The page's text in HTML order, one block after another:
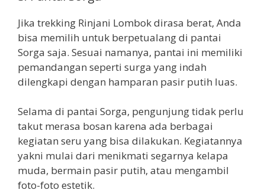
Jika trekking Rinjani Lombok dirasa berat, Anda
bisa memilih untuk berpetualang di pantai
Sorga saja. Sesuai namanya, pantai ini memiliki
pemandangan seperti surga yang indah
dilengkapi dengan hamparan pasir putih luas.
Selama di pantai Sorga, pengunjung tidak perlu
takut merasa bosan karena ada berbagai
kegiatan seru yang bisa dilakukan. Kegiatannya
yakni mulai dari menikmati segarnya kelapa
muda, bermain pasir putih, atau mengambil
foto-foto estetik.